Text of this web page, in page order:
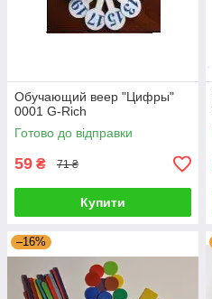
Обучающий веер "Цифры"
0001 G-Rich
Готово до відправки
59 ₴ 71 ₴
Купити
–16%